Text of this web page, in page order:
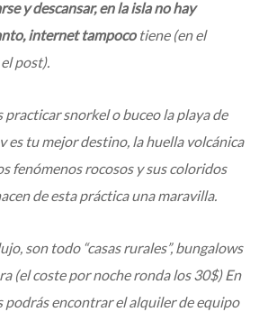
y descansar, en la isla no hay
internet tampocotiene (en el
post).
practicar snorkel o buceo la playa de
es tu mejor destino, la huella volcánica
fenómenos rocosos y sus coloridos
de esta práctica una maravilla.
son todo “casas rurales”, bungalows
(el coste por noche ronda los 30$) En
podrás encontrar el alquiler de equipo